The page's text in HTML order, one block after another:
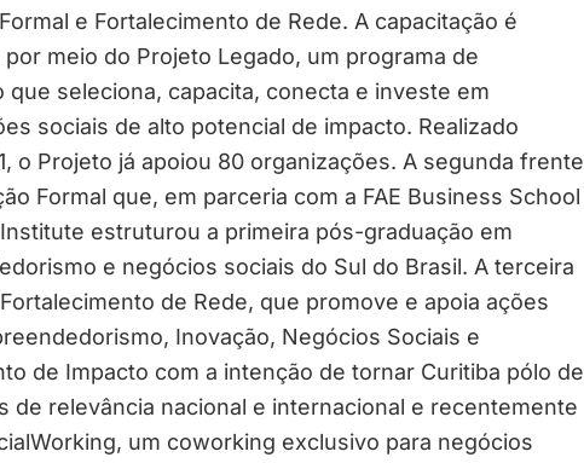
e Fortalecimento de Rede. A capacitação é
meio do Projeto Legado, um programa de
que seleciona, capacita, conecta e investe em
sociais de alto potencial de impacto. Realizado
o Projeto já apoiou 80 organizações. A segunda frente
Formal que, em parceria com a FAE Business School
estruturou a primeira pós-graduação em
e negócios sociais do Sul do Brasil. A terceira
de Rede, que promove e apoia ações
Inovação, Negócios Sociais e
de Impacto com a intenção de tornar Curitiba pólo de
de relevância nacional e internacional e recentemente
um coworking exclusivo para negócios